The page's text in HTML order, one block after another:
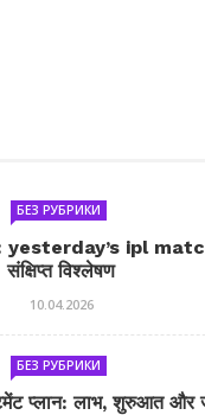
БЕЗ РУБРИКИ
yesterday’s ipl
संक्षिप्त विश्लेषण
10.04.2026
БЕЗ РУБРИКИ
प्लान: लाभ, शुरुआत और